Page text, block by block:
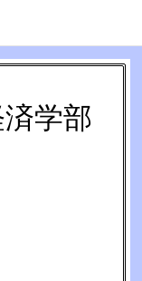
学部